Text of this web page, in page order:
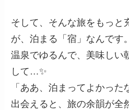
そして、そんな旅をもっと
が、泊まる「宿」なんです。
温泉でゆるんで、美味しい
して…✨
「ああ、泊まってよかっ
出会えると、旅の余韻が全